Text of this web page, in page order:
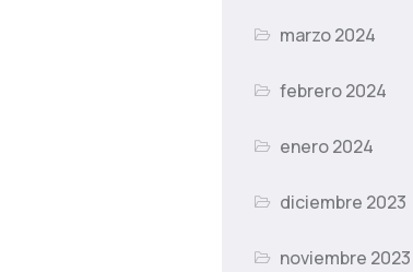
marzo 2024
febrero 2024
enero 2024
diciembre 2023
noviembre 2023